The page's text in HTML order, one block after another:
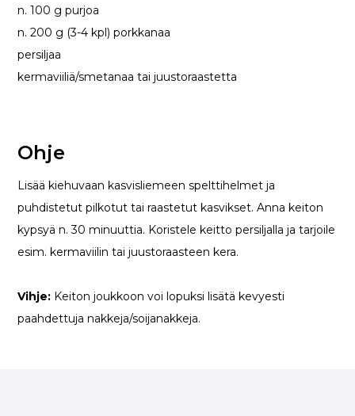
n. 100 g purjoa
n. 200 g (3-4 kpl) porkkanaa
persiljaa
kermaviiliä/smetanaa tai juustoraastetta
Ohje
Lisää kiehuvaan kasvisliemeen spelttihelmet ja
puhdistetut pilkotut tai raastetut kasvikset. Anna keiton
kypsyä n. 30 minuuttia. Koristele keitto persiljalla ja tarjoile
esim. kermaviilin tai juustoraasteen kera.
Vihje: Keiton joukkoon voi lopuksi lisätä kevyesti
paahdettuja nakkeja/soijanakkeja.